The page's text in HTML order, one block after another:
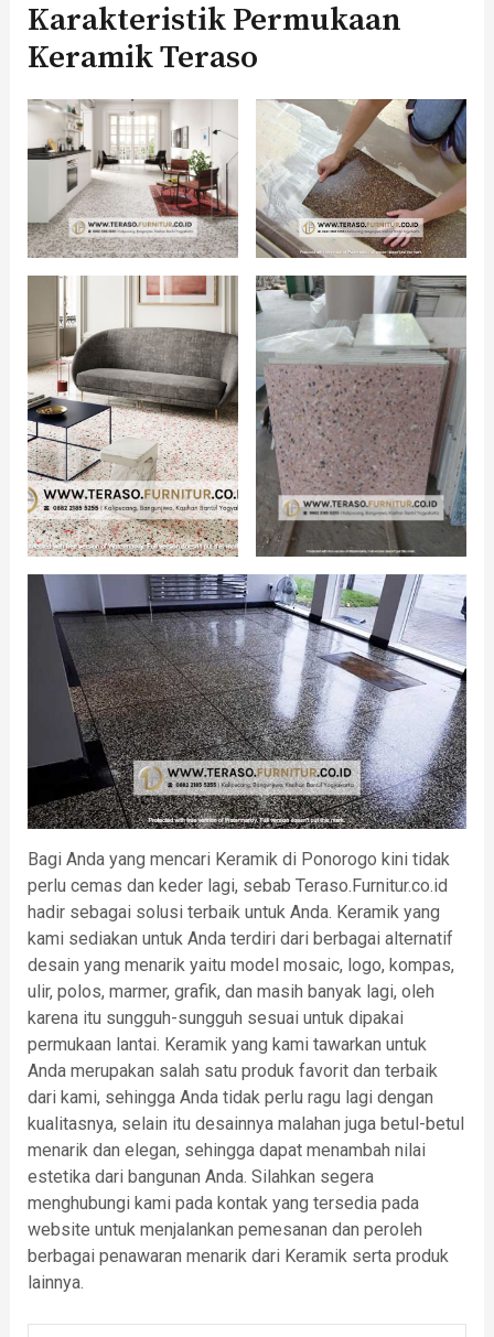
Karakteristik Permukaan
Keramik Teraso
Bagi Anda yang mencari Keramik di Ponorogo kini tidak
perlu cemas dan keder lagi, sebab Teraso.Furnitur.co.id
hadir sebagai solusi terbaik untuk Anda. Keramik yang
kami sediakan untuk Anda terdiri dari berbagai alternatif
desain yang menarik yaitu model mosaic, logo, kompas,
ulir, polos, marmer, grafik, dan masih banyak lagi, oleh
karena itu sungguh-sungguh sesuai untuk dipakai
permukaan lantai. Keramik yang kami tawarkan untuk
Anda merupakan salah satu produk favorit dan terbaik
dari kami, sehingga Anda tidak perlu ragu lagi dengan
kualitasnya, selain itu desainnya malahan juga betul-betul
menarik dan elegan, sehingga dapat menambah nilai
estetika dari bangunan Anda. Silahkan segera
menghubungi kami pada kontak yang tersedia pada
website untuk menjalankan pemesanan dan peroleh
berbagai penawaran menarik dari Keramik serta produk
lainnya.